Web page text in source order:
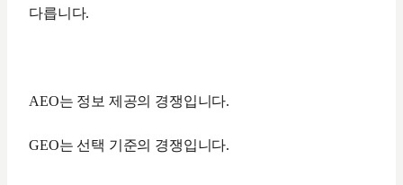
다릅니다.
AEO는 정보 제공의 경쟁입니다.
GEO는 선택 기준의 경쟁입니다.